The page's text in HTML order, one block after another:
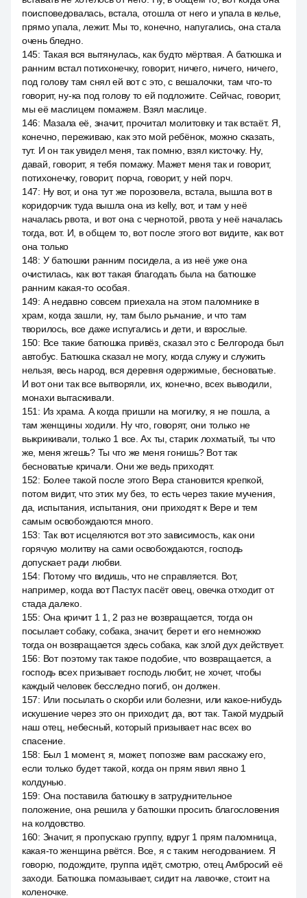
поисповедовалась, встала, отошла от него и упала в келье,
прямо упала, лежит. Мы то, конечно, напугались, она стала
очень бледно.
145: Такая вся вытянулась, как будто мёртвая. А батюшка и
ранним встал потихонечку, говорит, ничего, ничего, ничего,
под голову там снял ей вот с это, с вешалочки, там что-то
говорит, ну-ка под голову то ей подложите. Сейчас, говорит,
мы её маслицем помажем. Взял маслице.
146: Мазала её, значит, прочитал молитовку и так встаёт. Я,
конечно, переживаю, как это мой ребёнок, можно сказать,
тут. И он так увидел меня, так помню, взял кисточку. Ну,
давай, говорит, я тебя помажу. Мажет меня так и говорит,
потихонечку, говорит, порча, говорит, у ней порч.
147: Ну вот, и она тут же порозовела, встала, вышла вот в
коридорчик туда вышла она из kelly, вот, и там у неё
началась рвота, и вот она с чернотой, рвота у неё началась
тогда, вот. И, в общем то, вот после этого вот видите, как вот
она только
148: У батюшки ранним посидела, а из неё уже она
очистилась, как вот такая благодать была на батюшке
ранним какая-то особая.
149: А недавно совсем приехала на этом паломнике в
храм, когда зашли, ну, там было рычание, и что там
творилось, все даже испугались и дети, и взрослые.
150: Все такие батюшка привёз, сказал это с Белгорода был
автобус. Батюшка сказал не могу, когда служу и служить
нельзя, весь народ, вся деревня одержимые, бесноватые.
И вот они так все вытворяли, их, конечно, всех выводили,
монахи вытаскивали.
151 : Из храма. А когда пришли на могилку, я не пошла, а
там женщины ходили. Ну что, говорят, они только не
выкрикивали, только 1 все. Ах ты, старик лохматый, ты что
же, меня жгешь? Ты что же меня гонишь? Вот так
бесноватые кричали. Они же ведь приходят.
152: Более такой после этого Вера становится крепкой,
потом видит, что этих му без, то есть через такие мучения,
да, испытания, испытания, они приходят к Вере и тем
самым освобождаются много.
153: Так вот исцеляются вот это зависимость, как они
горячую молитву на сами освобождаются, господь
допускает ради любви.
154: Потому что видишь, что не справляется. Вот,
например, когда вот Пастух пасёт овец, овечка отходит от
стада далеко.
155: Она кричит 1 1, 2 раз не возвращается, тогда он
посылает собаку, собака, значит, берет и его немножко
тогда он возвращается здесь собака, как злой дух действует.
156: Вот поэтому так такое подобие, что возвращается, а
господь всех призывает господь любит, не хочет, чтобы
каждый человек бесследно погиб, он должен.
157: Или посылать о скорби или болезни, или какое-нибудь
искушение через это он приходит, да, вот так. Такой мудрый
наш отец, небесный, который призывает нас всех во
спасение.
158: Был 1 момент, я, может, попозже вам расскажу его,
если только будет такой, когда он прям явил явно 1
колдунью.
159: Она поставила батюшку в затруднительное
положение, она решила у батюшки просить благословения
на колдовство.
160: Значит, я пропускаю группу, вдруг 1 прям паломница,
какая-то женщина рвётся. Все, я с таким негодованием. Я
говорю, подождите, группа идёт, смотрю, отец Амбросий её
заходи. Батюшка помазывает, сидит на лавочке, стоит на
коленочке.